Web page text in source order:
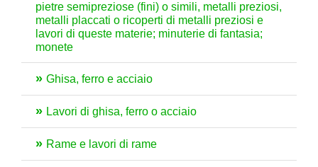
pietre semipreziose (fini) o simili, metalli preziosi,
metalli placcati o ricoperti di metalli preziosi e
lavori di queste materie; minuterie di fantasia;
monete
Ghisa, ferro e acciaio
Lavori di ghisa, ferro o acciaio
Rame e lavori di rame